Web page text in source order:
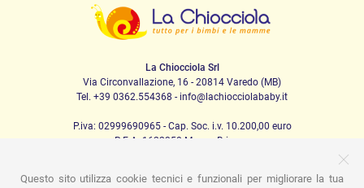
La Chiocciola Srl
Via Circonvallazione, 16 - 20814 Varedo (MB)
Tel. +39 0362.554368 - info@lachiocciolababy.it
P.iva: 02999690965 - Cap. Soc. i.v. 10.200,00 euro
R.E.A. 1622350 Monza Brianza
Questo sito utilizza cookie tecnici e funzionali per migliorare la tua